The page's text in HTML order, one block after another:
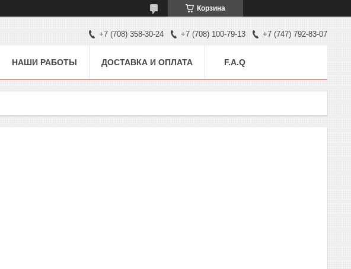
Корзина
+7 (708) 358-30-24 +7 (708) 100-79-13 +7 (747) 792-83-07
НАШИ РАБОТЫ ДОСТАВКА И ОПЛАТА F.A.Q